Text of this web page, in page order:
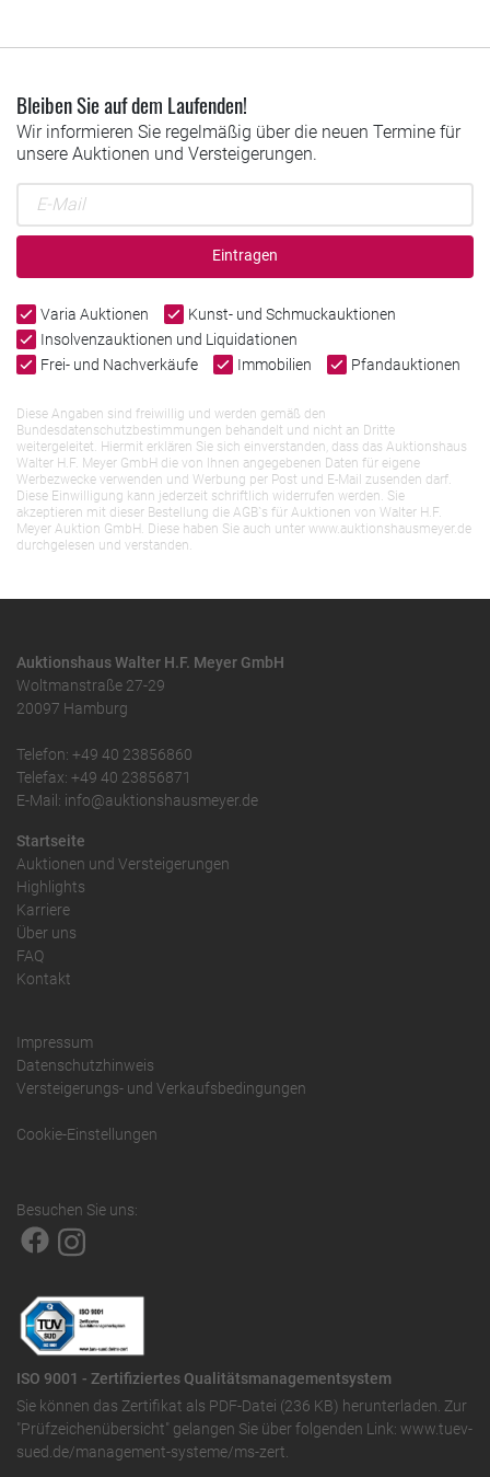
Bleiben Sie auf dem Laufenden!
Wir informieren Sie regelmäßig über die neuen Termine für
unsere Auktionen und Versteigerungen.
Eintragen
Varia Auktionen
Kunst- und Schmuckauktionen
Insolvenzauktionen und Liquidationen
Frei- und Nachverkäufe
Immobilien Pfandauktionen
Diese Angaben sind freiwillig und werden gemäß den
Bundesdatenschutzbestimmungen behandelt und nicht an Dritte
weitergeleitet. Hiermit erklären Sie sich einverstanden, dass das Auktionshaus
Walter H.F. Meyer GmbH die von Ihnen angegebenen Daten für eigene
Werbezwecke verwenden und Werbung per Post und E-Mail zusenden darf.
Diese Einwilligung kann jederzeit schriftlich widerrufen werden. Sie
akzeptieren mit dieser Bestellung die AGB`s für Auktionen von Walter H.F.
Meyer Auktion GmbH. Diese haben Sie auch unter www.auktionshausmeyer.de
durchgelesen und verstanden.
Auktionshaus Walter H.F. Meyer GmbH
Woltmanstraße 27-29
20097 Hamburg
Telefon: +49 40 23856860
Telefax: +49 40 23856871
E-Mail: info@auktionshausmeyer.de
Startseite
Auktionen und Versteigerungen
Highlights
Karriere
Über uns
FAQ
Kontakt
Impressum
Datenschutzhinweis
Versteigerungs- und Verkaufsbedingungen
Cookie-Einstellungen
Besuchen Sie uns:
ISO 9001 - Zertifiziertes Qualitätsmanagementsystem
Sie können das Zertifikat als PDF-Datei (236 KB) herunterladen. Zur
"Prüfzeichenübersicht" gelangen Sie über folgenden Link: www.tuev-
sued.de/management-systeme/ms-zert